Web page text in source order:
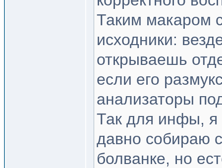
Таким макаром
исходники:
открываешь
если его
анализаторы
Так для инфы, я
давно собираю
болванке, но